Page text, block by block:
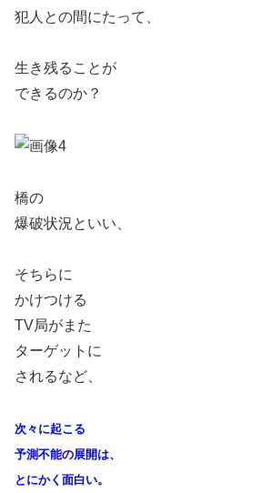
犯人との間にたって、
生き残ることが
できるのか？
橋の
爆破状況といい、
そちらに
かけつける
TV局がまた
ターゲットに
されるなど、
次々に起こる
予測不能の展開は、
とにかく面白い。